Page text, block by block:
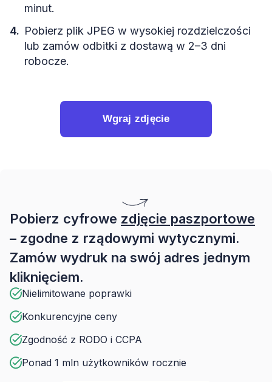
minut.
Pobierz plik JPEG w wysokiej rozdzielczości
lub zamów odbitki z dostawą w 2–3 dni
robocze.
Wgraj zdjęcie
Pobierz cyfrowe zdjęcie paszportowe
– zgodne z rządowymi wytycznymi.
Zamów wydruk na swój adres jednym
kliknięciem.
Nielimitowane poprawki
Konkurencyjne ceny
Zgodność z RODO i CCPA
Ponad 1 mln użytkowników rocznie